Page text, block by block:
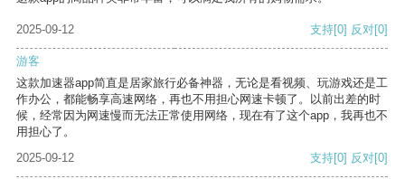
2025-09-12 支持[0] 反对[0]
游客
这款加速器app简直是居家旅行必备神器，无论是看视频、玩游戏还是工
作办公，都能畅享高速网络，再也不用担心网速卡顿了。以前出差的时
候，经常因为网速慢而无法正常使用网络，现在有了这个app，我再也不
用担心了。
2025-09-12
支持[0] 反对[0]